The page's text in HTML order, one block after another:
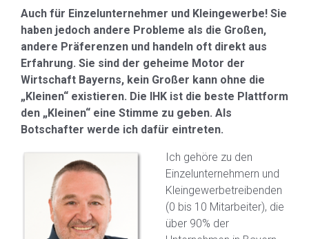
Auch für Einzelunternehmer und Kleingewerbe! Sie
haben jedoch andere Probleme als die Großen,
andere Präferenzen und handeln oft direkt aus
Erfahrung. Sie sind der geheime Motor der
Wirtschaft Bayerns, kein Großer kann ohne die
„Kleinen“ existieren. Die IHK ist die beste Plattform
den „Kleinen“ eine Stimme zu geben. Als
Botschafter werde ich dafür eintreten.
Ich gehöre zu den
Einzelunternehmern und
Kleingewerbetreibenden
(0 bis 10 Mitarbeiter), die
über 90% der